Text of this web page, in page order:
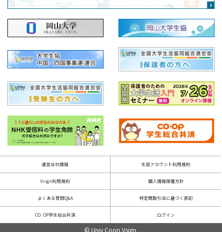
運営会社情報 生協アカウント利用規約
Vsign利用規約 個人情報保護方針
よくある質問Q&A 特定商取引法に基づく表記
CO·OP学生総合共済 ログイン
© Univ Coop Vsign.